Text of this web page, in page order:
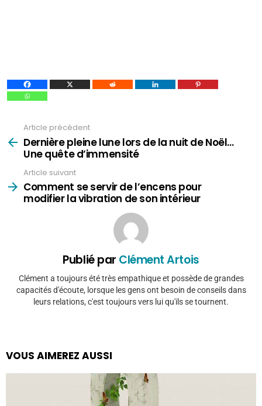
plus
Article précédent
Dernière pleine lune lors de la nuit de Noël…
Une quête d’immensité
Article suivant
Comment se servir de l’encens pour
modifier la vibration de son intérieur
Publié par Clément Artois
Clément a toujours été très empathique et possède de grandes
capacités d'écoute, lorsque les gens ont besoin de conseils dans
leurs relations, c'est toujours vers lui qu'ils se tournent.
VOUS AIMEREZ AUSSI